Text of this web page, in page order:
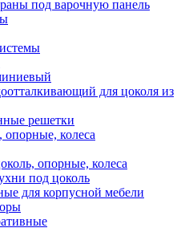
под варочную панель
для цоколя из
решетки
колеса
опорные, колеса
под цоколь
для корпусной мебели